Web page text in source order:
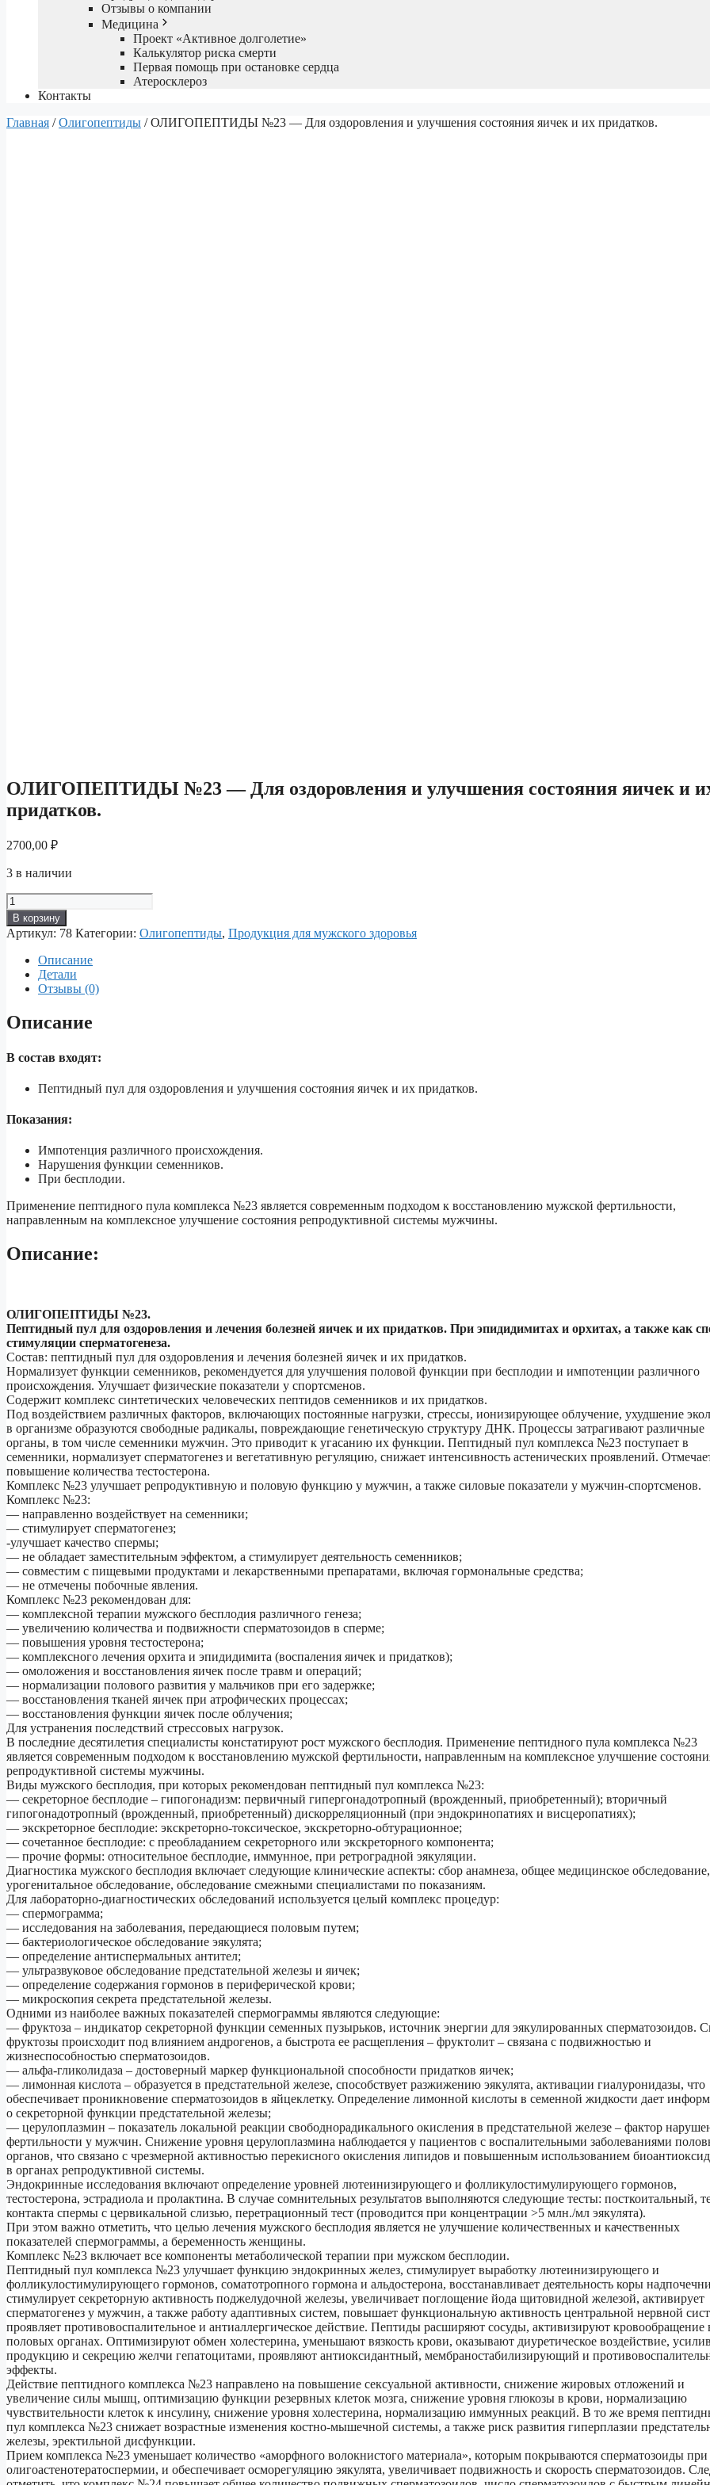
Отзывы о компании
Медицина
Проект «Активное долголетие»
Калькулятор риска смерти
Первая помощь при остановке сердца
Атеросклероз
Контакты
Главная /Олигопептиды / ОЛИГОПЕПТИДЫ №23 — Для оздоровления и улучшения состояния яичек и их придатков.
ОЛИГОПЕПТИДЫ №23 — Для оздоровления и улучшения состояния яичек и
придатков.
2700,00 ₽
3 в наличии
Количество
товара
ОЛИГОПЕПТИДЫ
№23
Для
оздоровления
улучшения
состояния
и
придатков.
В корзину
Артикул: 78 Категории: Олигопептиды, Продукция для мужского здоровья
Описание
Детали
Отзывы (0)
Описание
В состав входят:
Пептидный пул для оздоровления и улучшения состояния яичек и их придатков.
Показания:
Импотенция различного происхождения.
Нарушения функции семенников.
При бесплодии.
Применение пептидного пула комплекса №23 является современным подходом к восстановлению мужской фертильности,
направленным на комплексное улучшение состояния репродуктивной системы мужчины.
Описание:
ОЛИГОПЕПТИДЫ №23.
Пептидный пул для оздоровления и лечения болезней яичек и их придатков. При эпидидимитах и орхитах, а также как
стимуляции сперматогенеза.
Состав: пептидный пул для оздоровления и лечения болезней яичек и их придатков.
Нормализует функции семенников, рекомендуется для улучшения половой функции при бесплодии и импотенции различного
происхождения. Улучшает физические показатели у спортсменов.
Содержит комплекс синтетических человеческих пептидов семенников и их придатков.
Под воздействием различных факторов, включающих постоянные нагрузки, стрессы, ионизирующее облучение, ухудшение
в организме образуются свободные радикалы, повреждающие генетическую структуру ДНК. Процессы затрагивают различные
органы, в том числе семенники мужчин. Это приводит к угасанию их функции. Пептидный пул комплекса №23 поступает в
семенники, нормализует сперматогенез и вегетативную регуляцию, снижает интенсивность астенических проявлений.
повышение количества тестостерона.
Комплекс №23 улучшает репродуктивную и половую функцию у мужчин, а также силовые показатели у мужчин-спортсменов.
Комплекс №23:
— направленно воздействует на семенники;
— стимулирует сперматогенез;
-улучшает качество спермы;
— не обладает заместительным эффектом, а стимулирует деятельность семенников;
— совместим с пищевыми продуктами и лекарственными препаратами, включая гормональные средства;
— не отмечены побочные явления.
Комплекс №23 рекомендован для:
— комплексной терапии мужского бесплодия различного генеза;
— увеличению количества и подвижности сперматозоидов в сперме;
— повышения уровня тестостерона;
— комплексного лечения орхита и эпидидимита (воспаления яичек и придатков);
— омоложения и восстановления яичек после травм и операций;
— нормализации полового развития у мальчиков при его задержке;
— восстановления тканей яичек при атрофических процессах;
— восстановления функции яичек после облучения;
Для устранения последствий стрессовых нагрузок.
В последние десятилетия специалисты констатируют рост мужского бесплодия. Применение пептидного пула комплекса №23
является современным подходом к восстановлению мужской фертильности, направленным на комплексное улучшение
репродуктивной системы мужчины.
Виды мужского бесплодия, при которых рекомендован пептидный пул комплекса №23:
— секреторное бесплодие – гипогонадизм: первичный гипергонадотропный (врожденный, приобретенный); вторичный
гипогонадотропный (врожденный, приобретенный) дискорреляционный (при эндокринопатиях и висцеропатиях);
— экскреторное бесплодие: экскреторно-токсическое, экскреторно-обтурационное;
— сочетанное бесплодие: с преобладанием секреторного или экскреторного компонента;
— прочие формы: относительное бесплодие, иммунное, при ретроградной эякуляции.
Диагностика мужского бесплодия включает следующие клинические аспекты: сбор анамнеза, общее медицинское обследование,
урогенитальное обследование, обследование смежными специалистами по показаниям.
Для лабораторно-диагностических обследований используется целый комплекс процедур:
— спермограмма;
— исследования на заболевания, передающиеся половым путем;
— бактериологическое обследование эякулята;
— определение антиспермальных антител;
— ультразвуковое обследование предстательной железы и яичек;
— определение содержания гормонов в периферической крови;
— микроскопия секрета предстательной железы.
Одними из наиболее важных показателей спермограммы являются следующие:
— фруктоза – индикатор секреторной функции семенных пузырьков, источник энергии для эякулированных сперматозоидов.
фруктозы происходит под влиянием андрогенов, а быстрота ее расщепления – фруктолит – связана с подвижностью и
жизнеспособностью сперматозоидов.
— альфа-гликолидаза – достоверный маркер функциональной способности придатков яичек;
— лимонная кислота – образуется в предстательной железе, способствует разжижению эякулята, активации гиалуронидазы, что
обеспечивает проникновение сперматозоидов в яйцеклетку. Определение лимонной кислоты в семенной жидкости дает
о секреторной функции предстательной железы;
— церулоплазмин – показатель локальной реакции свободнорадикального окисления в предстательной железе – фактор
фертильности у мужчин. Снижение уровня церулоплазмина наблюдается у пациентов с воспалительными заболеваниями
органов, что связано с чрезмерной активностью перекисного окисления липидов и повышенным использованием
в органах репродуктивной системы.
Эндокринные исследования включают определение уровней лютеинизирующего и фолликулостимулирующего гормонов,
тестостерона, эстрадиола и пролактина. В случае сомнительных результатов выполняются следующие тесты: посткоитальный,
контакта спермы с цервикальной слизью, перетрационный тест (проводится при концентрации >5 млн./мл эякулята).
При этом важно отметить, что целью лечения мужского бесплодия является не улучшение количественных и качественных
показателей спермограммы, а беременность женщины.
Комплекс №23 включает все компоненты метаболической терапии при мужском бесплодии.
Пептидный пул комплекса №23 улучшает функцию эндокринных желез, стимулирует выработку лютеинизирующего и
фолликулостимулирующего гормонов, соматотропного гормона и альдостерона, восстанавливает деятельность коры
стимулирует секреторную активность поджелудочной железы, увеличивает поглощение йода щитовидной железой, активирует
сперматогенез у мужчин, а также работу адаптивных систем, повышает функциональную активность центральной нервной
проявляет противовоспалительное и антиаллергическое действие. Пептиды расширяют сосуды, активизируют кровообращение
половых органах. Оптимизируют обмен холестерина, уменьшают вязкость крови, оказывают диуретическое воздействие,
продукцию и секрецию желчи гепатоцитами, проявляют антиоксидантный, мембраностабилизирующий и
эффекты.
Действие пептидного комплекса №23 направлено на повышение сексуальной активности, снижение жировых отложений и
увеличение силы мышц, оптимизацию функции резервных клеток мозга, снижение уровня глюкозы в крови, нормализацию
чувствительности клеток к инсулину, снижение уровня холестерина, нормализацию иммунных реакций. В то же время
пул комплекса №23 снижает возрастные изменения костно-мышечной системы, а также риск развития гиперплазии
железы, эректильной дисфункции.
Прием комплекса №23 уменьшает количество «аморфного волокнистого материала», которым покрываются сперматозоиды при
олигоастенотератоспермии, и обеспечивает осморегуляцию эякулята, увеличивает подвижность и скорость сперматозоидов.